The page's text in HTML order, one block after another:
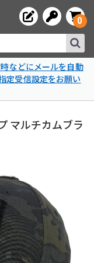
0
などにメールを自動
定受信設定をお願い
マルチカムブラ